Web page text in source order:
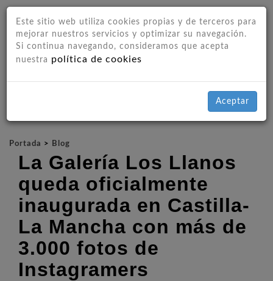
Este sitio web utiliza cookies propias y de terceros para
mejorar nuestros servicios y optimizar su navegación.
Si continua navegando, consideramos que acepta
nuestra política de cookies
Aceptar
Portada > Blog
La Galería Los Llanos
queda oficialmente
inaugurada en Castilla-
La Mancha con más de
3.000 fotos de
Instagramers